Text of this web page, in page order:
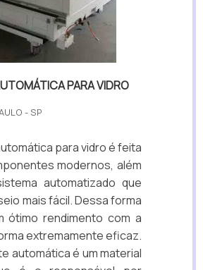
PARA VIDRO
- SP
para vidro é feita
modernos, além
automatizado que
mais fácil. Dessa forma
ótimo rendimento com a
extremamente eficaz.
automática é um material